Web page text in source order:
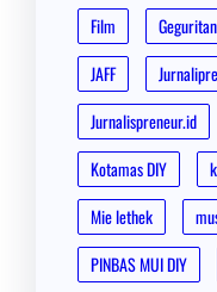
Film
Geguritan
JAFF
Jurnalispreneur.id
Kotamas DIY
Mie lethek
PINBAS MUI DIY